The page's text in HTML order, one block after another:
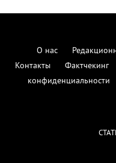
О нас
Контакты
Фактчекинг
конфиденциальности